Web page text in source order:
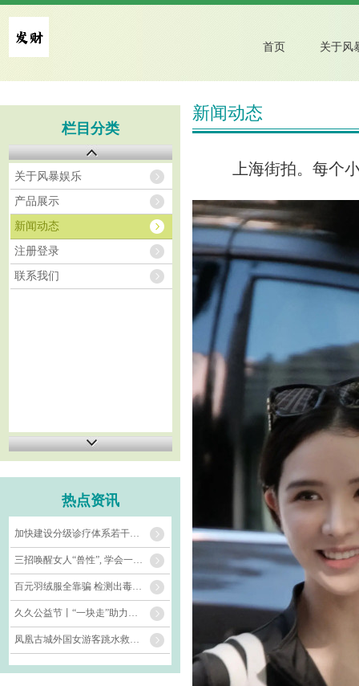
首页
栏目分类
关于风暴娱乐
产品展示
新闻动态
注册登录
联系我们
热点资讯
加快建设分级诊疗体系若干措施推出 更好满足群众就近就便就医需求（权威发布）
三招唤醒女人“兽性”, 学会一种, 让她彻底对你上瘾!
百元羽绒服全靠骗 检测出毒超标 十件九件没绒毛。
久久公益节丨“一块走”助力朱鹮家园修复 公益联动守护地球免疫力
凤凰古城外国女游客跳水救人引关注 目击者还原救人瞬间_大皖新闻 | 安徽网
新闻动态
上海街拍。每个